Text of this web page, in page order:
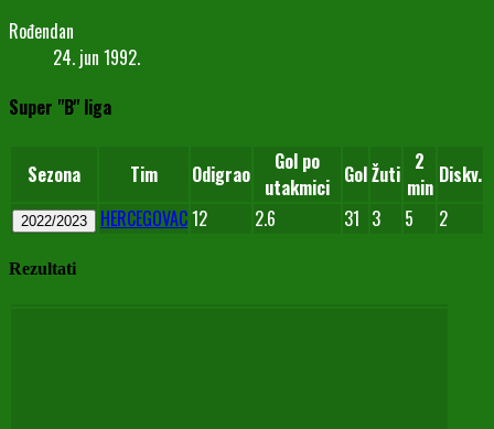
Rođendan
24. jun 1992.
Super "B" liga
Sezona Tim Odigrao
Gol po
utakmici GolŽuti 2
min Diskv.
2022/2023 HERCEGOVAC12 2.6 31 3 5 2
Rezultati